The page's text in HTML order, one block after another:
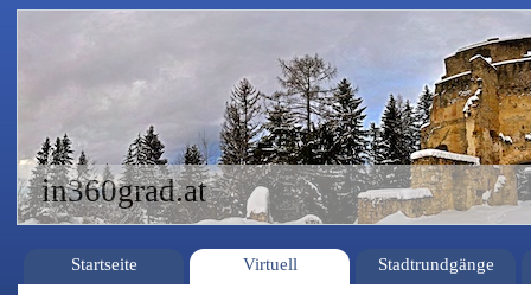
in360grad.at
Startseite Virtuell Stadtrundgänge